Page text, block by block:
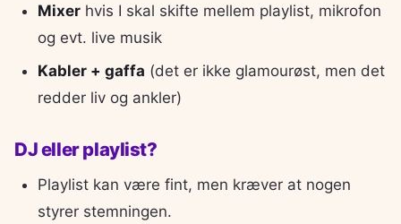
Mixerhvis I skal skifte mellem playlist, mikrofon
og evt. live musik
Kabler + gaffa (det er ikke glamourøst, men det
redder liv og ankler)
DJ eller playlist?
Playlist kan være fint, men kræver at nogen
styrer stemningen.